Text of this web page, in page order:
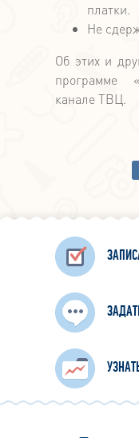
платки.
Не
Об этих и
программе
канале ТВЦ.